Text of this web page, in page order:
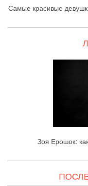
Самые красивые
Зоя Ерошок: